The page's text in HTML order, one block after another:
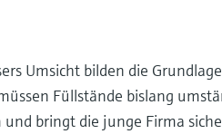
Umsicht bilden die
Füllstände bislang
bringt die junge Firma